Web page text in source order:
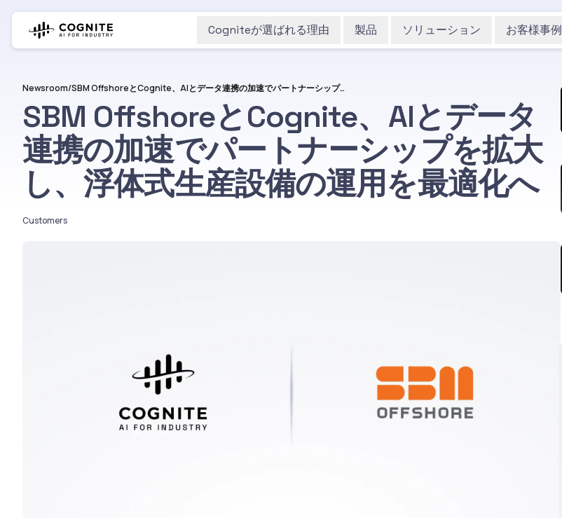
Cogniteが選ばれる理由 製品 ソリューション お客様事例
Newsroom/ SBM OffshoreとCognite、AIとデータ連携の加速でパートナーシップを拡大し、浮体式生産設備の運用を最適化へ
SBM OffshoreとCognite、AIとデータ
連携の加速でパートナーシップを拡大
し、浮体式生産設備の運用を最適化へ
Customers